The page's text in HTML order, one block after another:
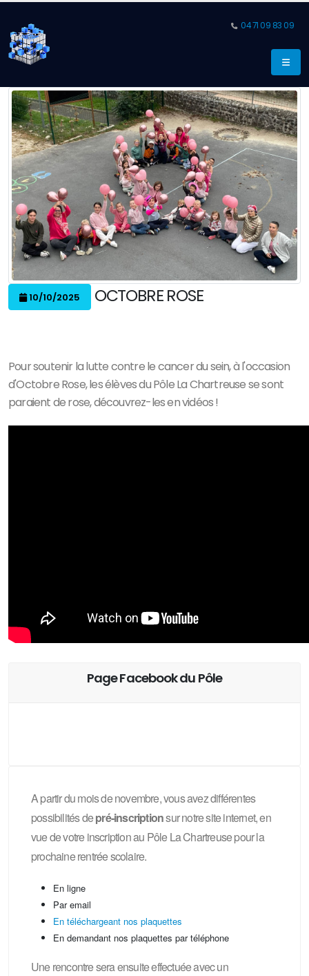
04 71 09 83 09
10/10/2025 OCTOBRE ROSE
Pour soutenir la lutte contre le cancer du sein, à l'occasion
d'Octobre Rose, les élèves du Pôle La Chartreuse se sont
paraient de rose, découvrez-les en vidéos !
Page Facebook du Pôle
A partir du mois de novembre, vous avez différentes
possibilités depré-inscriptionsur notre site internet, en
vue de votre inscription au Pôle La Chartreuse pour la
prochaine rentrée scolaire.
En ligne
Par email
En téléchargeant nos plaquettes
En demandant nos plaquettes par téléphone
Une rencontre sera ensuite effectuée avec un